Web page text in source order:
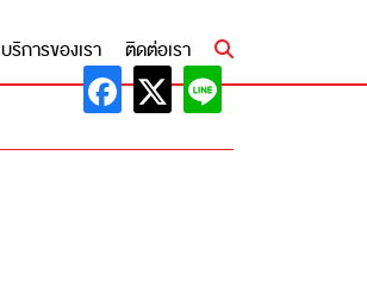
บริการของเรา ติดต่อเรา